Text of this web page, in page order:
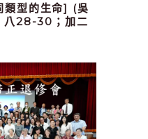
型的生命] (吳
八28-30；加二